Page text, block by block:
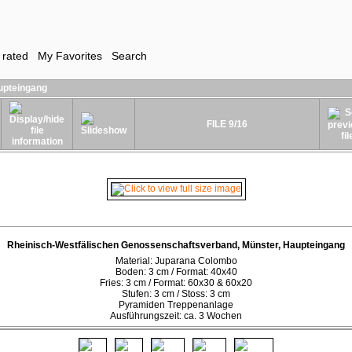
rated My Favorites Search
FILE 9/16
Rheinisch-Westfälischen Genossenschaftsverband, Münster, Haupteingang
Material: Juparana Colombo
Boden: 3 cm / Format: 40x40
Fries: 3 cm / Format: 60x30 & 60x20
Stufen: 3 cm / Stoss: 3 cm
Pyramiden Treppenanlage
Ausführungszeit: ca. 3 Wochen